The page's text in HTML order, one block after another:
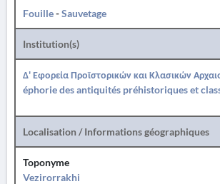
Fouille-Sauvetage
Institution(s)
Δ' Εφορεία Προϊστορικών και Κλασικών
éphorie des antiquités préhistoriques et
Localisation / Informations géographiques
Toponyme
Vezirorrakhi